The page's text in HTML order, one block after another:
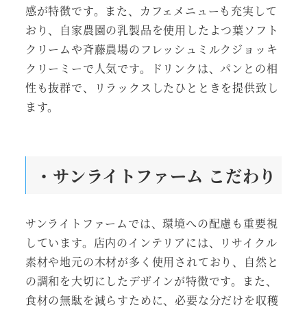
感が特徴です。また、カフェメニューも充実して
おり、自家農園の乳製品を使用したよつ葉ソフト
クリームや斉藤農場のフレッシュミルクジョッキ
クリーミーで人気です。ドリンクは、パンとの相
性も抜群で、リラックスしたひとときを提供致し
ます。
・サンライトファーム こだわり
サンライトファームでは、環境への配慮も重要視
しています。店内のインテリアには、リサイクル
素材や地元の木材が多く使用されており、自然と
の調和を大切にしたデザインが特徴です。また、
食材の無駄を減らすために、必要な分だけを収穫